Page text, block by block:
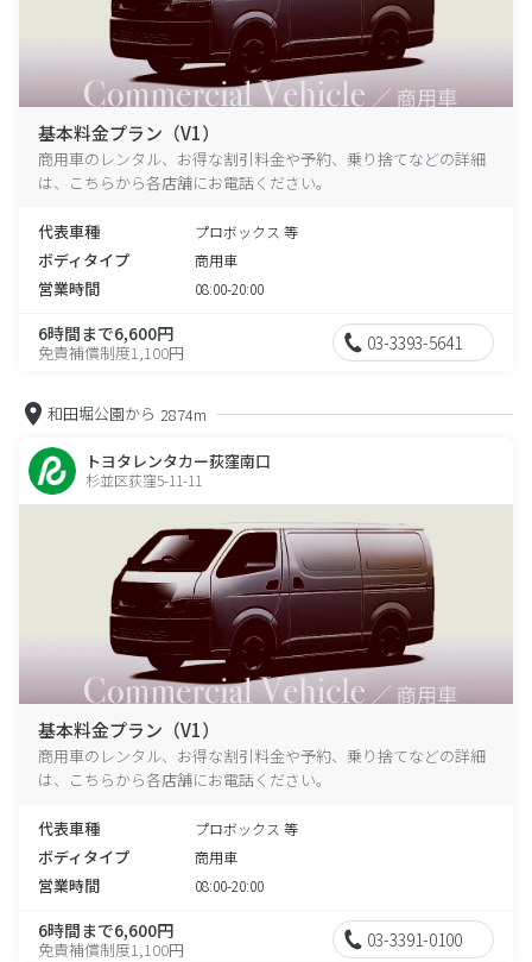
基本料金プラン（V1）
商用車のレンタル、お得な割引料金や予約、乗り捨てなどの詳細
は、こちらから各店舗にお電話ください。
代表車種 プロボックス 等
ボディタイプ 商用車
営業時間 08:00-20:00
6時間まで6,600円
免責補償制度1,100円 03-3393-5641
和田堀公園から 2874m
トヨタレンタカー荻窪南口
杉並区荻窪5-11-11
基本料金プラン（V1）
商用車のレンタル、お得な割引料金や予約、乗り捨てなどの詳細
は、こちらから各店舗にお電話ください。
代表車種 プロボックス 等
ボディタイプ 商用車
営業時間 08:00-20:00
6時間まで6,600円
免責補償制度1,100円 03-3391-0100